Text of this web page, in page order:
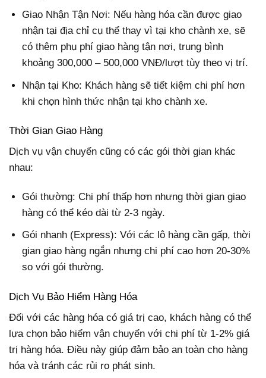
Giao Nhận Tận Nơi: Nếu hàng hóa cần được giao
nhận tại địa chỉ cụ thể thay vì tại kho chành xe, sẽ
có thêm phụ phí giao hàng tận nơi, trung bình
khoảng 300,000 – 500,000 VNĐ/lượt tùy theo vị trí.
Nhận tại Kho: Khách hàng sẽ tiết kiệm chi phí hơn
khi chọn hình thức nhận tại kho chành xe.
Thời Gian Giao Hàng
Dịch vụ vận chuyển cũng có các gói thời gian khác
nhau:
Gói thường: Chi phí thấp hơn nhưng thời gian giao
hàng có thể kéo dài từ 2-3 ngày.
Gói nhanh (Express): Với các lô hàng cần gấp, thời
gian giao hàng ngắn nhưng chi phí cao hơn 20-30%
so với gói thường.
Dịch Vụ Bảo Hiểm Hàng Hóa
Đối với các hàng hóa có giá trị cao, khách hàng có thể
lựa chọn bảo hiểm vận chuyển với chi phí từ 1-2% giá
trị hàng hóa. Điều này giúp đảm bảo an toàn cho hàng
hóa và tránh các rủi ro phát sinh.